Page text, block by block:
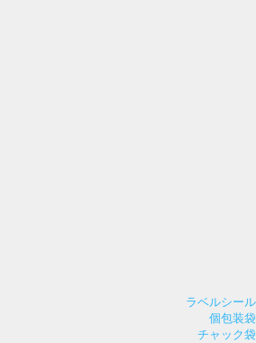
ラベルシール
個包装袋
チャック袋